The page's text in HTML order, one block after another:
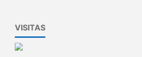
VISITAS